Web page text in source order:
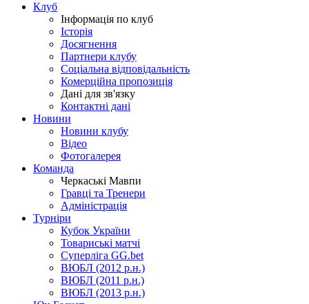
Клуб
Інформація по клуб
Історія
Досягнення
Партнери клубу
Соціальна відповідальність
Комерційна пропозиція
Дані для зв'язку
Контактні дані
Новини
Новини клубу
Відео
Фотогалерея
Команда
Черкаські Мавпи
Гравці та Тренери
Адміністрація
Турніри
Кубок України
Товариські матчі
Суперліга GG.bet
ВЮБЛ (2012 р.н.)
ВЮБЛ (2011 р.н.)
ВЮБЛ (2013 р.н.)